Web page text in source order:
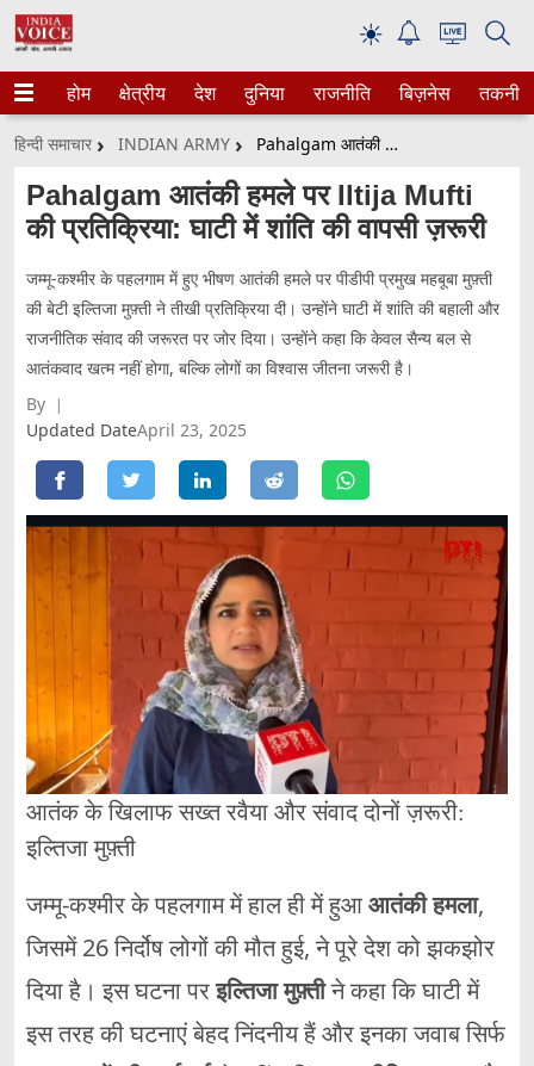
☀
होम क्षेत्रीय देश दुनिया राजनीति बिज़नेस तकनीक
हिन्दी समाचार INDIAN ARMY Pahalgam आतंकी हमले पर Iltija Mufti की प्रतिक्रिया: घाटी में शांति की वापसी ज़रूरी
Pahalgam आतंकी हमले पर Iltija Mufti
की प्रतिक्रिया: घाटी में शांति की वापसी ज़रूरी
जम्मू-कश्मीर के पहलगाम में हुए भीषण आतंकी हमले पर पीडीपी प्रमुख महबूबा मुफ़्ती
की बेटी इल्तिजा मुफ़्ती ने तीखी प्रतिक्रिया दी। उन्होंने घाटी में शांति की बहाली और
राजनीतिक संवाद की जरूरत पर जोर दिया। उन्होंने कहा कि केवल सैन्य बल से
आतंकवाद खत्म नहीं होगा, बल्कि लोगों का विश्वास जीतना जरूरी है।
By
Updated DateApril 23, 2025
आतंक के खिलाफ सख्त रवैया और संवाद दोनों ज़रूरी:
इल्तिजा मुफ़्ती
जम्मू-कश्मीर के पहलगाम में हाल ही में हुआआतंकी हमला,
जिसमें 26 निर्दोष लोगों की मौत हुई, ने पूरे देश को झकझोर
दिया है। इस घटना परइल्तिजा मुफ़्तीने कहा कि घाटी में
इस तरह की घटनाएं बेहद निंदनीय हैं और इनका जवाब सिर्फ